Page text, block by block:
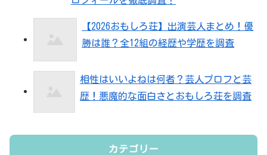
【2026おもしろ荘】出演芸人まとめ！優
勝は誰？全12組の経歴や学歴を調査
相性はいいよねは何者？芸人プロフと芸
歴！悪魔的な面白さとおもしろ荘を調査
カテゴリー